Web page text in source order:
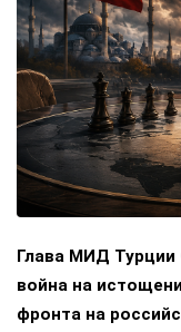
Глава МИД Турции
война на
фронта на